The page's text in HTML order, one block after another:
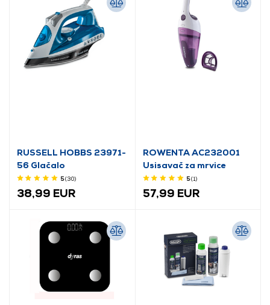
RUSSELL HOBBS 23971-
56 Glačalo
5(30)
38,99 EUR
ROWENTA AC232001
Usisavač za mrvice
5(1)
57,99 EUR